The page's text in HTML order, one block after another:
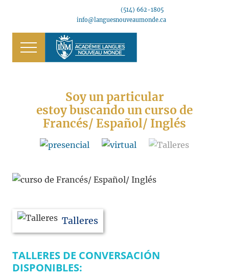
contenido
principal
página
(514) 662-1805
info@languesnouveaumonde.ca
Menu
Soy un particular
estoy buscando un curso de
Francés/ Español/ Inglés
Talleres
TALLERES DE CONVERSACIÓN
DISPONIBLES: